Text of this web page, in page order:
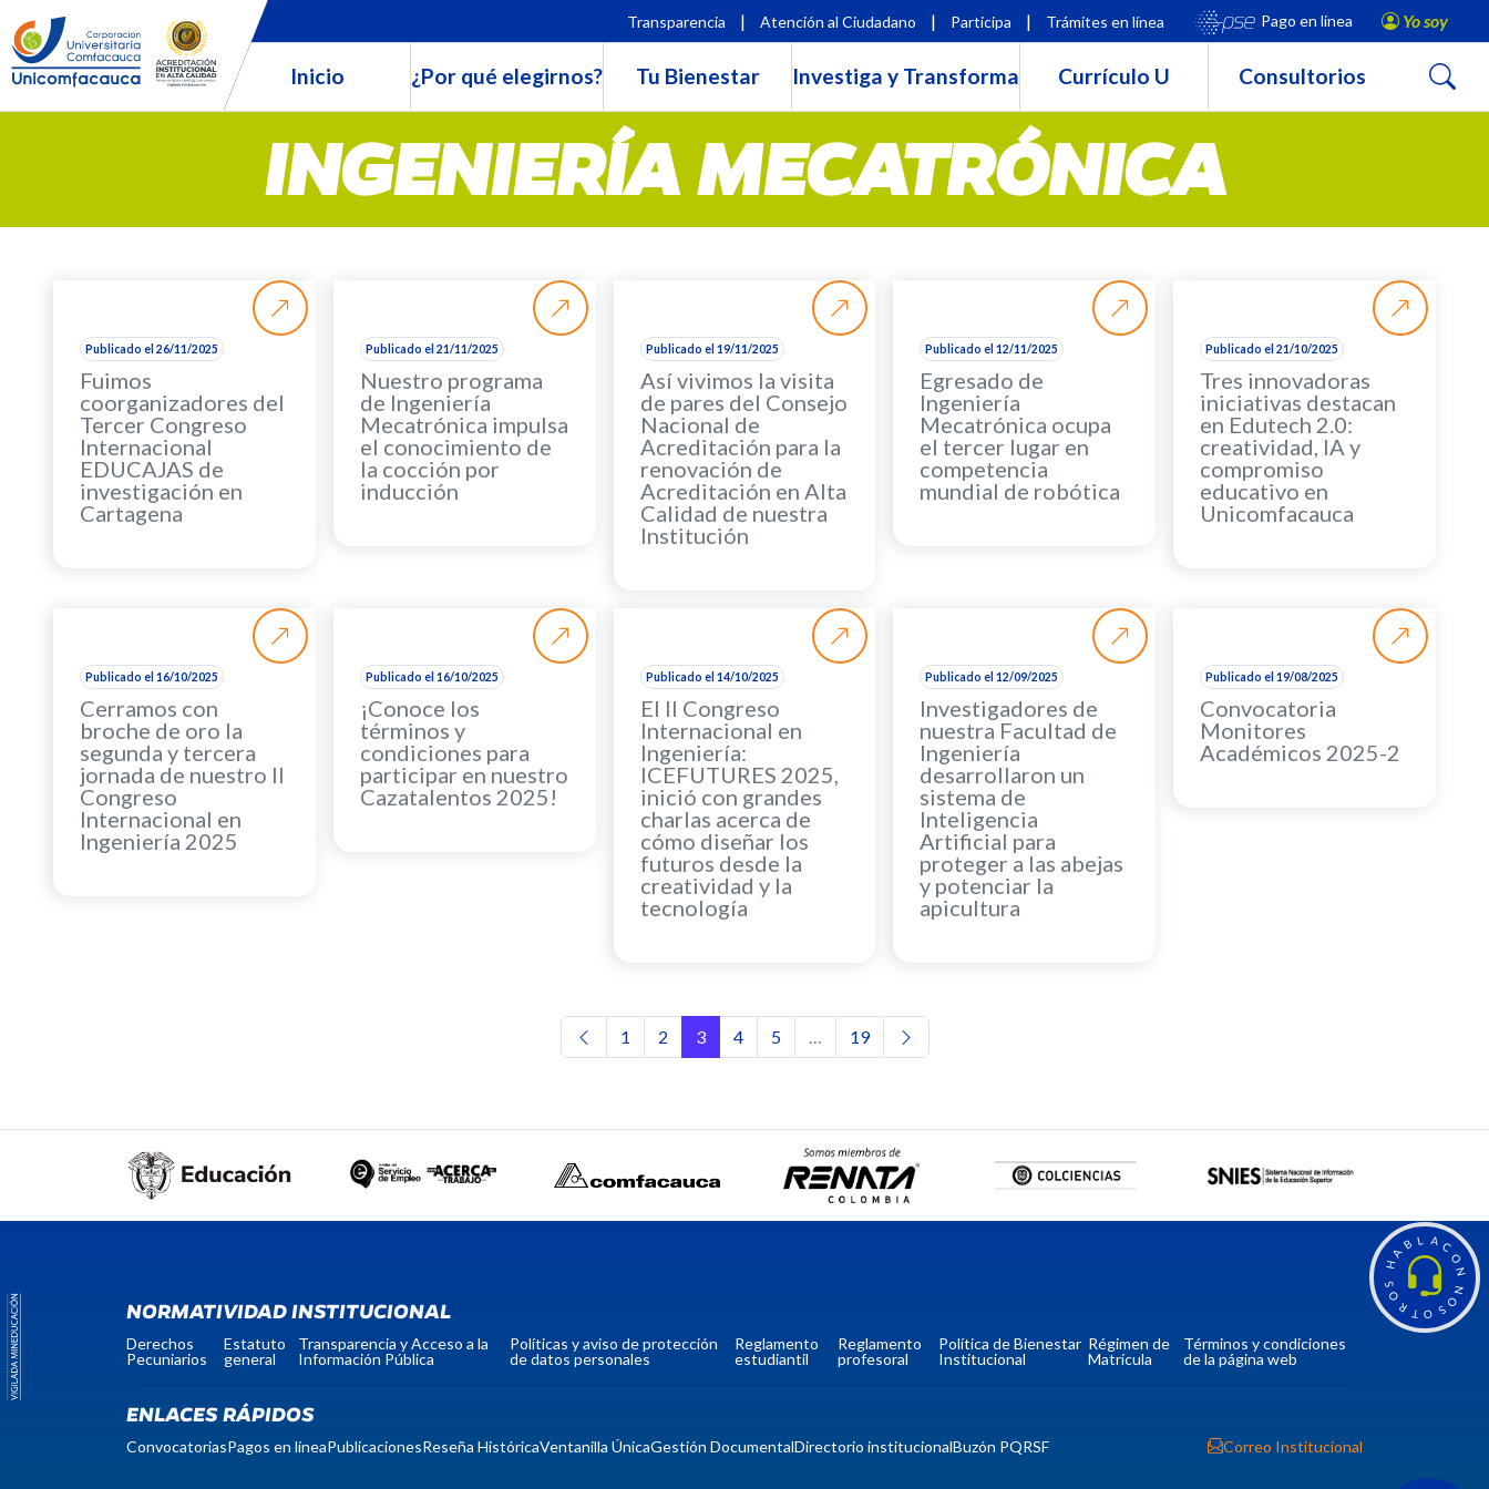
H
A
B L A C
O
N
N
O
S
O
T
R
O
S
Transparencia | Atención al Ciudadano | Participa | Trámites en línea Pago en línea Yo soy
Inicio ¿Por qué elegirnos? Tu Bienestar Investiga y Transforma Currículo U Consultorios Buscar
INGENIERÍA MECATRÓNICA
Publicado el 26/11/2025
Fuimos
coorganizadores del
Tercer Congreso
Internacional
EDUCAJAS de
investigación en
Cartagena
Publicado el 21/11/2025
Nuestro programa
de Ingeniería
Mecatrónica impulsa
el conocimiento de
la cocción por
inducción
Publicado el 19/11/2025
Así vivimos la visita
de pares del Consejo
Nacional de
Acreditación para la
renovación de
Acreditación en Alta
Calidad de nuestra
Institución
Publicado el 12/11/2025
Egresado de
Ingeniería
Mecatrónica ocupa
el tercer lugar en
competencia
mundial de robótica
Publicado el 21/10/2025
Tres innovadoras
iniciativas destacan
en Edutech 2.0:
creatividad, IA y
compromiso
educativo en
Unicomfacauca
Publicado el 16/10/2025
Cerramos con
broche de oro la
segunda y tercera
jornada de nuestro II
Congreso
Internacional en
Ingeniería 2025
Publicado el 16/10/2025
¡Conoce los
términos y
condiciones para
participar en nuestro
Cazatalentos 2025!
Publicado el 14/10/2025
El II Congreso
Internacional en
Ingeniería:
ICEFUTURES 2025,
inició con grandes
charlas acerca de
cómo diseñar los
futuros desde la
creatividad y la
tecnología
Publicado el 12/09/2025
Investigadores de
nuestra Facultad de
Ingeniería
desarrollaron un
sistema de
Inteligencia
Artificial para
proteger a las abejas
y potenciar la
apicultura
Publicado el 19/08/2025
Convocatoria
Monitores
Académicos 2025-2
Navegación de entradas
1 2 3 4 5 … 19
NORMATIVIDAD INSTITUCIONAL
Derechos
Pecuniarios
Estatuto
general
Transparencia y Acceso a la
Información Pública
Políticas y aviso de protección
de datos personales
Reglamento
estudiantil
Reglamento
profesoral
Política de Bienestar
Institucional
Régimen de
Matrícula
Términos y condiciones
de la página web
ENLACES RÁPIDOS
ConvocatoriasPagos en líneaPublicacionesReseña HistóricaVentanilla ÚnicaGestión DocumentalDirectorio institucionalBuzón PQRSF Correo Institucional